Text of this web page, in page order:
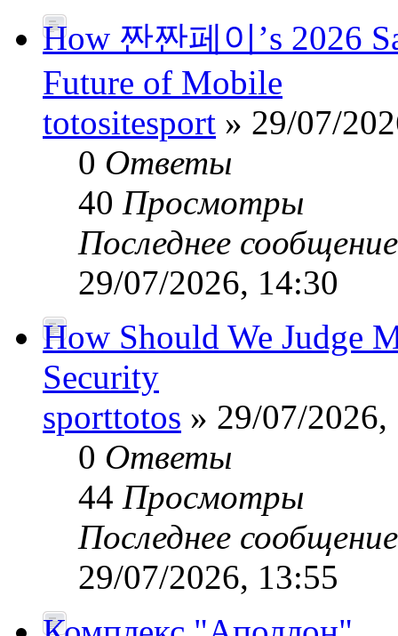
How 짠짠페이’s 2026
Future of Mobile
totositesport » 29/07/
0 Ответы
40 Просмотры
Последнее
29/07/2026, 14:30
How Should We Judge
Security
sporttotos » 29/07/2026,
0 Ответы
44 Просмотры
Последнее
29/07/2026, 13:55